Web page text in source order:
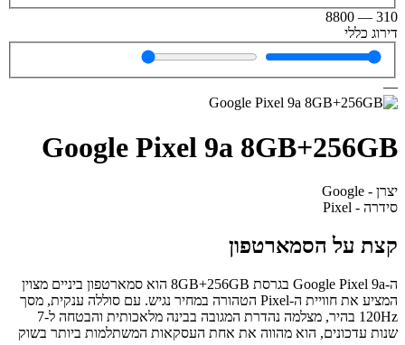
310
—
8800
דירוג כללי
—
Google Pixel 9a 8GB+256GB
יצרן - Google
סידרה - Pixel
קצת על הסמארטפון
ה-Google Pixel 9a בגרסת 8GB+256GB הוא סמארטפון ביניים מצוין
המציע את חוויית ה-Pixel הטהורה במחיר נגיש. עם סוללה ענקית, מסך
120Hz בהיר, מצלמה נהדרת המגובה בבינה מלאכותית והבטחה ל-7
שנות עדכונים, הוא מהווה את אחת העסקאות המשתלמות ביותר בשוק